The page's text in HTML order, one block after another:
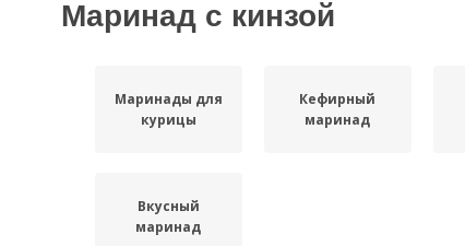
Маринад с кинзой
Маринады для
курицы
Кефирный
маринад
Вкусный
маринад